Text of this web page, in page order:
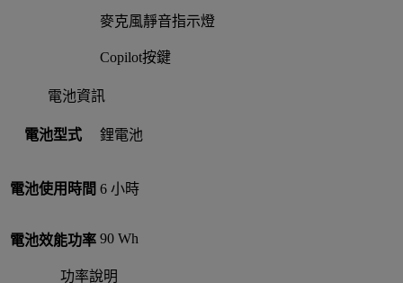
麥克風靜音指示燈
Copilot按鍵
電池資訊
電池型式 鋰電池
電池使用時間 6 小時
電池效能功率 90 Wh
功率說明